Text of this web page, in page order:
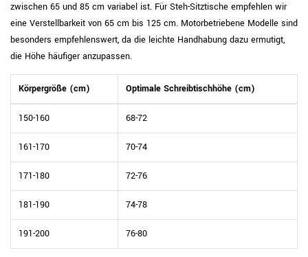
zwischen 65 und 85 cm variabel ist. Für Steh-Sitztische empfehlen wir
eine Verstellbarkeit von 65 cm bis 125 cm. Motorbetriebene Modelle sind
besonders empfehlenswert, da die leichte Handhabung dazu ermutigt,
die Höhe häufiger anzupassen.
Körpergröße (cm) Optimale Schreibtischhöhe (cm)
150-160 68-72
161-170 70-74
171-180 72-76
181-190 74-78
191-200 76-80